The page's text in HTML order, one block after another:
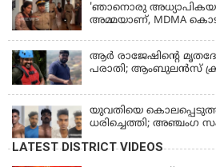
'ഞാനൊരു
അമ്മയാണ്‌, MDMA
ആര്‍ രാജേഷിന്റെ
പരാതി; ആംബുലന്‍സ്
ഫ്രീസര്‍ സംവിധാനം
യുവതിയെ
ധരിച്ചെത്തി; അഞ്ചംഗ
LATEST DISTRICT VIDEOS